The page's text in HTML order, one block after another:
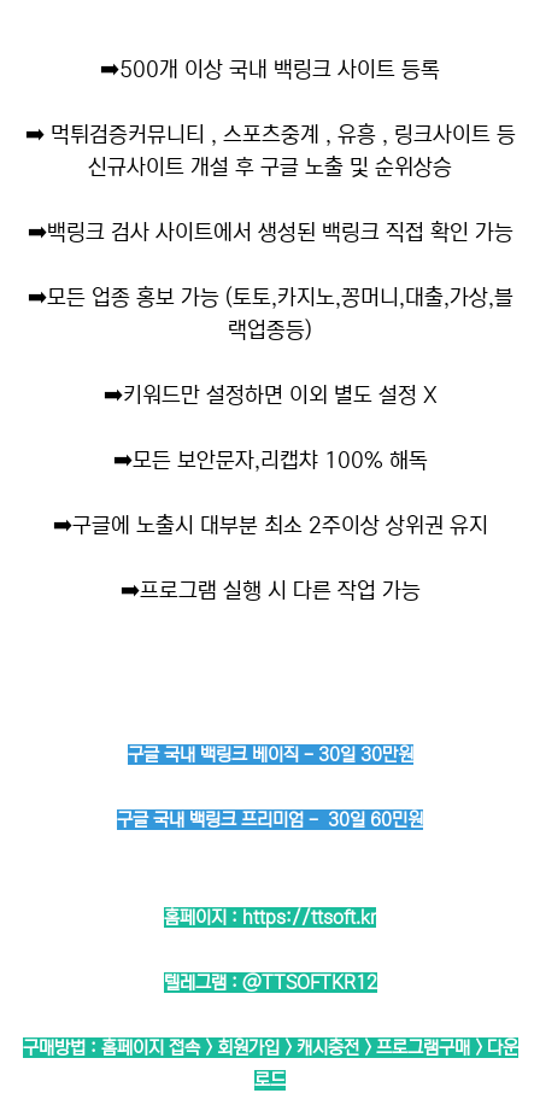
➡️500개 이상 국내 백링크 사이트 등록
➡️먹튀검증커뮤니티 , 스포츠중계 , 유흥 , 링크사이트 등
신규사이트 개설 후 구글 노출 및 순위상승
➡️백링크 검사 사이트에서 생성된 백링크 직접 확인 가능
➡️모든 업종 홍보 가능 (토토,카지노,꽁머니,대출,가상,블
랙업종등)
➡️키워드만 설정하면 이외 별도 설정 X
➡️모든 보안문자,리캡챠 100% 해독
➡️구글에 노출시 대부분 최소 2주이상 상위권 유지
➡️프로그램 실행 시 다른 작업 가능
구글 국내 백링크 베이직 - 30일 30만원
구글 국내 백링크 프리미엄 - 30일 60민원
홈페이지 : https://ttsoft.kr
텔레그램 : @TTSOFTKR12
구매방법 : 홈페이지 접속 > 회원가입 > 캐시충전 > 프로그램구매 > 다운
로드